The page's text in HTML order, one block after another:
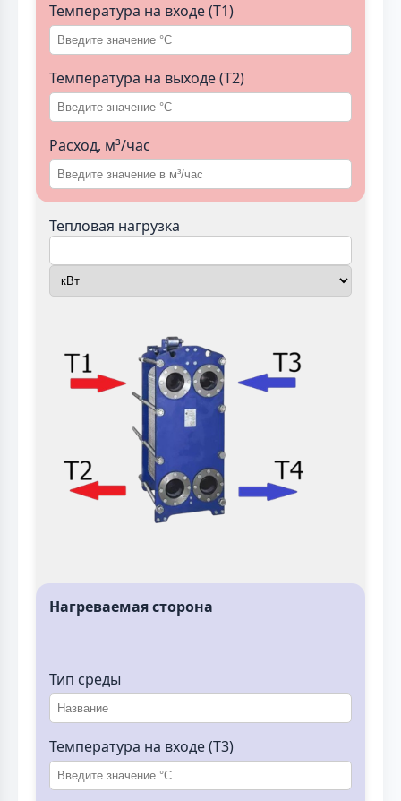
Температура на входе (T1)
Температура на выходе (T2)
Расход, м³/час
Тепловая нагрузка
Нагреваемая сторона
Тип среды
Температура на входе (T3)